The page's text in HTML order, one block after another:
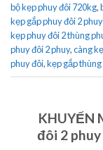
bộ kẹp phuy đôi 720kg,
kẹp gắp phuy đôi 2
kẹp phuy đôi 2 thùng
phuy đôi 2 phuy,càng
phuy đôi,kẹp gắp
KHUYẾN
đôi 2